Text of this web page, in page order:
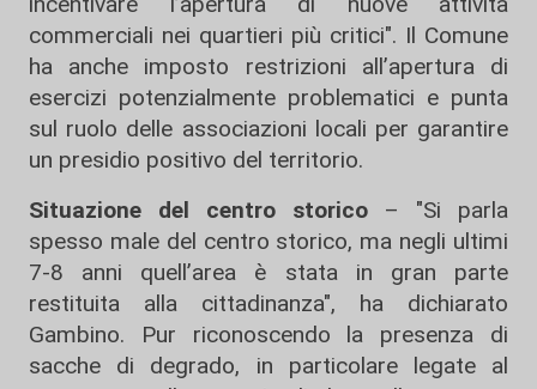
commerciali nei quartieri più critici". Il Comune
ha anche imposto restrizioni all’apertura di
esercizi potenzialmente problematici e punta
sul ruolo delle associazioni locali per garantire
un presidio positivo del territorio.
Situazione del centro storico– "Si parla
spesso male del centro storico, ma negli ultimi
7-8 anni quell’area è stata in gran parte
restituita alla cittadinanza", ha dichiarato
Gambino. Pur riconoscendo la presenza di
sacche di degrado, in particolare legate al